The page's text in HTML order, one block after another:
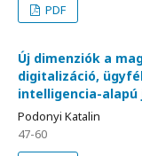
PDF
Új dimenziók a
digitalizáció,
intelligencia-alapú
Podonyi Katalin
47-60